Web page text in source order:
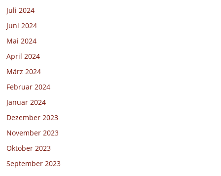
Juli 2024
Juni 2024
Mai 2024
April 2024
März 2024
Februar 2024
Januar 2024
Dezember 2023
November 2023
Oktober 2023
September 2023